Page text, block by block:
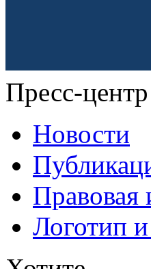
Пресс-центр
Новости
Логотип